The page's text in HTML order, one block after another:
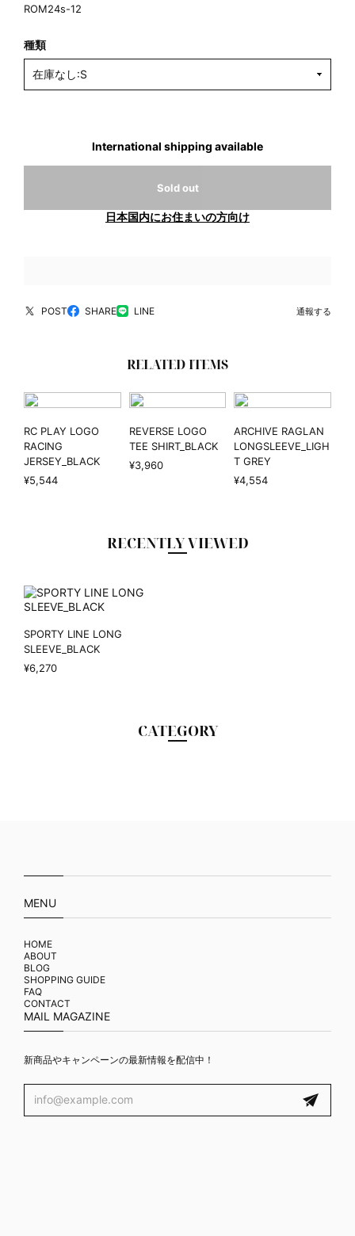
ROM24s-12
種類
International shipping available
Sold out
日本国内にお住まいの方向け
POST SHARE LINE 通報する
RELATED ITEMS
RC PLAY LOGO
RACING
JERSEY_BLACK
¥5,544
REVERSE LOGO
TEE SHIRT_BLACK
¥3,960
ARCHIVE RAGLAN
LONGSLEEVE_LIGH
T GREY
¥4,554
RECENTLY VIEWED
SPORTY LINE LONG
SLEEVE_BLACK
¥6,270
CATEGORY
MENU
HOME
ABOUT
BLOG
SHOPPING GUIDE
FAQ
CONTACT
MAIL MAGAZINE
新商品やキャンペーンの最新情報を配信中！